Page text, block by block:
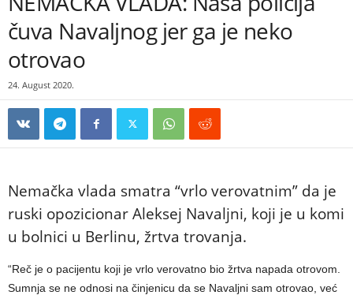
čuva Navaljnog jer ga je neko
otrovao
24. August 2020.
Nemačka vlada smatra “vrlo verovatnim” da je
ruski opozicionar Aleksej Navaljni, koji je u komi
u bolnici u Berlinu, žrtva trovanja.
“Reč je o pacijentu koji je vrlo verovatno bio žrtva napada otrovom.
Sumnja se ne odnosi na činjenicu da se Navaljni sam otrovao, već